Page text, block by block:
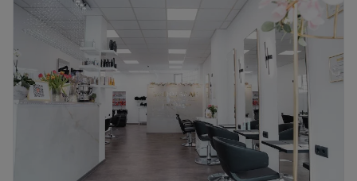
Mittwoch
10:00 –18:00
Donnerstag
10:00–18:00
Freitag
09:00
19:00
Samstag
09:00 – 15:00
Sonntag
Geschlossen
Der Salon Mims Your Story of Hair in Frankfurt Höchst
steht für exzellente Haarschneidekunst und kreative
Farbgestaltung mit einem anspruchsvollen, persönlichen